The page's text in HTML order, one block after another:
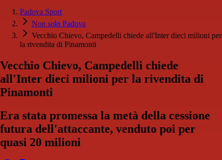
Padova Sport
Non solo Padova
Vecchio Chievo, Campedelli chiede all'Inter dieci milioni per
la rivendita di Pinamonti
Vecchio Chievo, Campedelli chiede
all'Inter dieci milioni per la rivendita di
Pinamonti
Era stata promessa la metà della cessione
futura dell'attaccante, venduto poi per
quasi 20 milioni